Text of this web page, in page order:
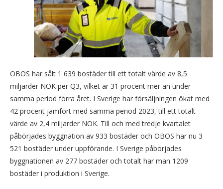
OBOS har sålt 1 639 bostäder till ett totalt värde av 8,5
miljarder NOK per Q3, vilket är 31 procent mer än under
samma period förra året. I Sverige har försäljningen ökat med
42 procent jämfört med samma period 2023, till ett totalt
värde av 2,4 miljarder NOK. Till och med tredje kvartalet
påbörjades byggnation av 933 bostäder och OBOS har nu 3
521 bostäder under uppförande. I Sverige påbörjades
byggnationen av 277 bostäder och totalt har man 1209
bostäder i produktion i Sverige.